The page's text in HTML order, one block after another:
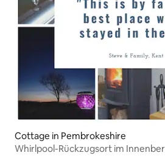
Cottage in Pembrokeshire
Whirlpool-Rückzugsort im